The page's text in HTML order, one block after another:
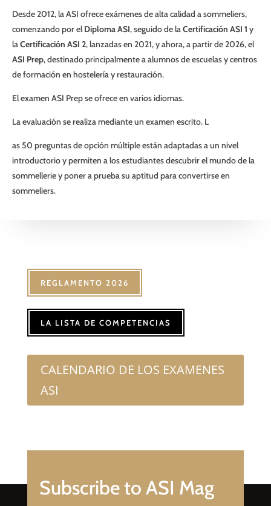
Desde 2012, la ASI ofrece exámenes de alta calidad a sommeliers,
comenzando por elDiploma ASI, seguido de laCertificación ASI 1 y
laCertificación ASI 2, lanzadas en 2021, y ahora, a partir de 2026, el
ASI Prep, destinado principalmente a alumnos de escuelas y centros
de formación en hostelería y restauración.
El examen ASI Prep se ofrece en varios idiomas.
La evaluación se realiza mediante un examen escrito. L
as 50 preguntas de opción múltiple están adaptadas a un nivel
introductorio y permiten a los estudiantes descubrir el mundo de la
sommellerie y poner a prueba su aptitud para convertirse en
sommeliers.
REGLAMENTO 2026
LA LISTA DE COMPETENCIAS
CALENDARIO DE LOS EXAMENES
ASI
Subscribe to ASI Mag